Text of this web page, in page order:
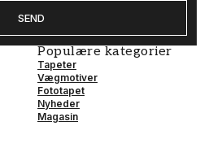
SEND
Populære kategorier
Tapeter
Vægmotiver
Fototapet
Nyheder
Magasin